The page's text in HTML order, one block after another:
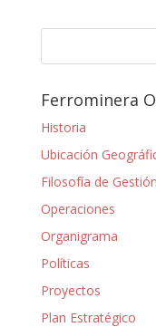
Ferrominera
Historia
Ubicación
Filosofía de Gestión
Operaciones
Organigrama
Políticas
Proyectos
Plan Estratégico